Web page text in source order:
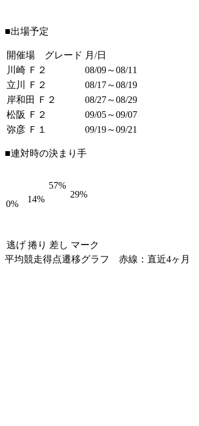
■出場予定
開催場 グレード 月/日
川崎 Ｆ２
08/09～08/11
立川 Ｆ２
08/17～08/19
岸和田 Ｆ２
08/27～08/29
松阪 Ｆ２
09/05～09/07
弥彦 Ｆ１
09/19～09/21
■連対時の決まり手
0% 14%
57%
29%
逃げ 捲り 差し マーク
平均競走得点遷移グラフ 赤線：直近4ヶ月